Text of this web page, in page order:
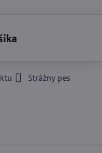
Strážny pes